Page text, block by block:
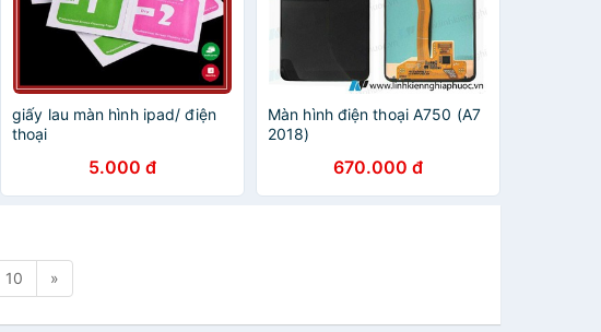
giấy lau màn hình ipad/ điện
thoại
5.000 đ
Màn hình điện thoại A750 (A7
2018)
670.000 đ
10 »